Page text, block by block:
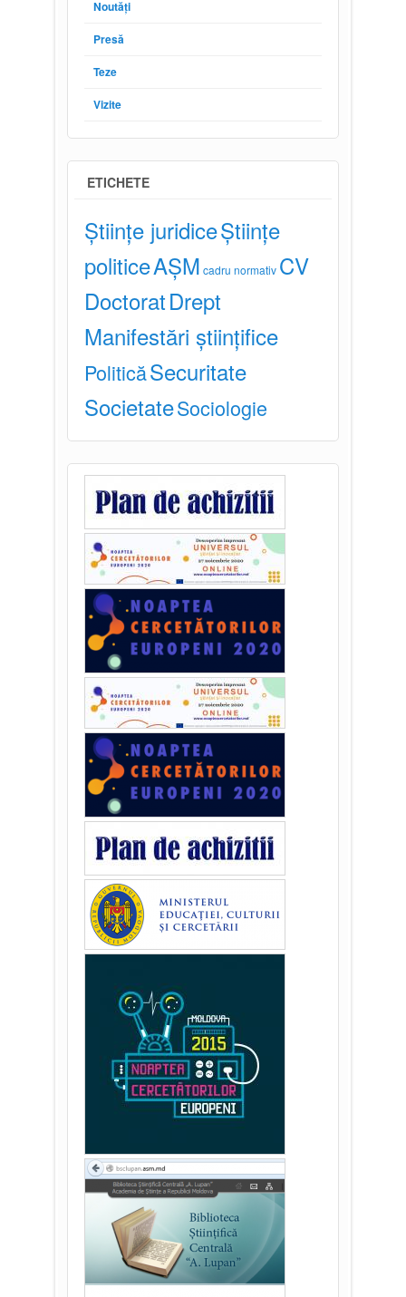
Noutăți
Presă
Teze
Vizite
ETICHETE
Științe juridiceȘtiințe
politiceAȘM cadru normativ CV
DoctoratDrept
Manifestări științifice
PoliticăSecuritate
SocietateSociologie